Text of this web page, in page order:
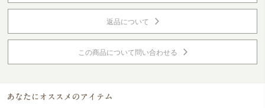
返品について
この商品について問い合わせる